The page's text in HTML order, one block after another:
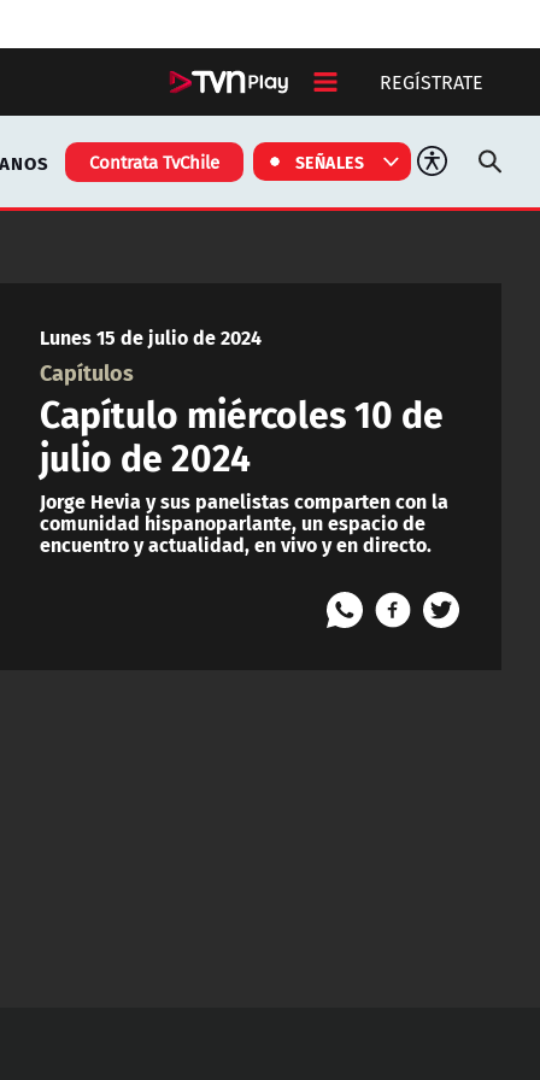
REGÍSTRATE
Contrata TvChile SEÑALES
Lunes 15 de julio de 2024
Capítulos
Capítulo miércoles 10 de
julio de 2024
Jorge Hevia y sus panelistas comparten con la
comunidad hispanoparlante, un espacio de
encuentro y actualidad, en vivo y en directo.